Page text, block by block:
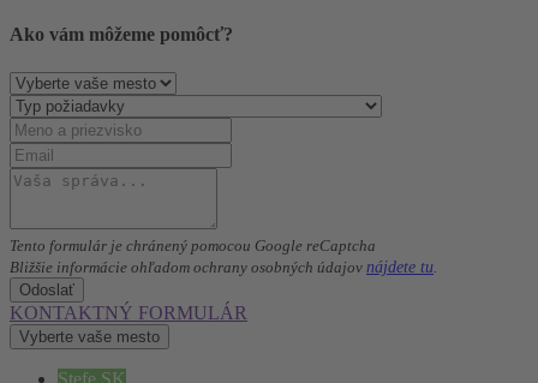
Ako vám môžeme pomôcť?
Tento formulár je chránený pomocou Google reCaptcha
Bližšie informácie ohľadom ochrany osobných údajov nájdete tu
Odoslať
KONTAKTNÝ FORMULÁR
Vyberte vaše mesto
Stefe SK